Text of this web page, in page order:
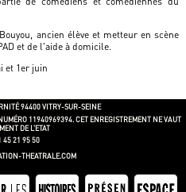
ancien élève et metteur en scène
et de l'aide à domicile.
et 1er juin
94400 VITRY-SUR-SEINE
11940969394. CET ENREGISTREMENT NE VAUT
DE L’ETAT
45 21 95 50
THEATRALE.COM